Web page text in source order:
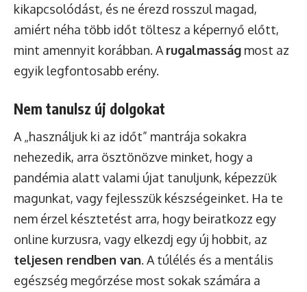
kikapcsolódást, és ne érezd rosszul magad,
amiért néha több időt töltesz a képernyő előtt,
mint amennyit korábban. A rugalmasság most az
egyik legfontosabb erény.
Nem tanulsz új dolgokat
A „használjuk ki az időt” mantrája sokakra
nehezedik, arra ösztönözve minket, hogy a
pandémia alatt valami újat tanuljunk, képezzük
magunkat, vagy fejlesszük készségeinket. Ha te
nem érzel késztetést arra, hogy beiratkozz egy
online kurzusra, vagy elkezdj egy új hobbit, az
teljesen rendben van. A túlélés és a mentális
egészség megőrzése most sokak számára a